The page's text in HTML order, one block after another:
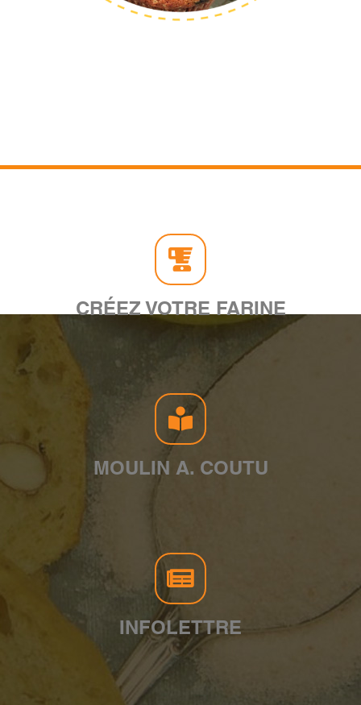
CRÉEZ VOTRE FARINE
MOULIN A. COUTU
INFOLETTRE